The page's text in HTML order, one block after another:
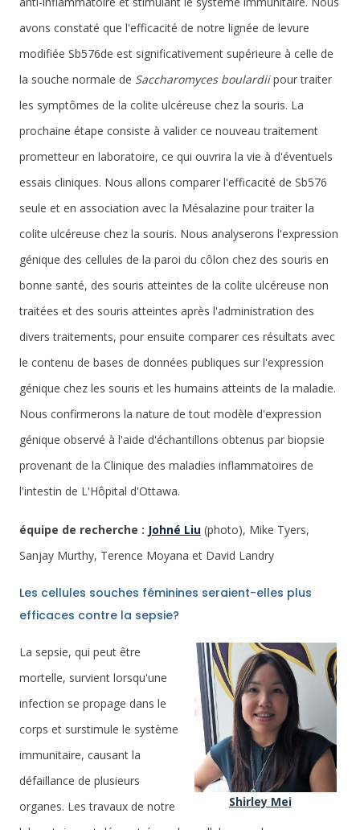
avons constaté que l'efficacité de notre lignée de levure
modifiée Sb576de est significativement supérieure à celle de
la souche normale de Saccharomyces boulardiipour traiter
les symptômes de la colite ulcéreuse chez la souris. La
prochaine étape consiste à valider ce nouveau traitement
prometteur en laboratoire, ce qui ouvrira la vie à d'éventuels
essais cliniques. Nous allons comparer l'efficacité de Sb576
seule et en association avec la Mésalazine pour traiter la
colite ulcéreuse chez la souris. Nous analyserons l'expression
génique des cellules de la paroi du côlon chez des souris en
bonne santé, des souris atteintes de la colite ulcéreuse non
traitées et des souris atteintes après l'administration des
divers traitements, pour ensuite comparer ces résultats avec
le contenu de bases de données publiques sur l'expression
génique chez les souris et les humains atteints de la maladie.
Nous confirmerons la nature de tout modèle d'expression
génique observé à l'aide d'échantillons obtenus par biopsie
provenant de la Clinique des maladies inflammatoires de
l'intestin de L'Hôpital d'Ottawa.
équipe de recherche : Johné Liu (photo), Mike Tyers,
Sanjay Murthy, Terence Moyana et David Landry
Les cellules souches féminines seraient-elles plus
efficaces contre la sepsie?
Shirley Mei
La sepsie, qui peut être
mortelle, survient lorsqu'une
infection se propage dans le
corps et surstimule le système
immunitaire, causant la
défaillance de plusieurs
organes. Les travaux de notre